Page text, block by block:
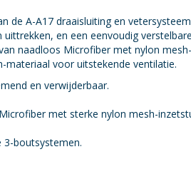
de A-A17 draaisluiting en
uittrekken, en een eenvoudig
naadloos Microfiber met nylon
materiaal voor uitstekende ventilatie.
en verwijderbaar.
met sterke nylon mesh-
3-boutsystemen.